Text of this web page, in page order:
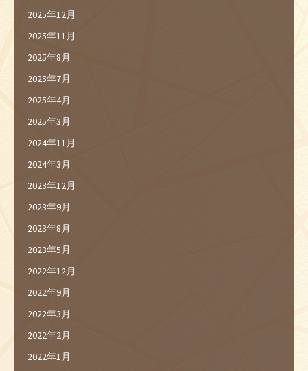
2025年12月
2025年11月
2025年8月
2025年7月
2025年4月
2025年3月
2024年11月
2024年3月
2023年12月
2023年9月
2023年8月
2023年5月
2022年12月
2022年9月
2022年3月
2022年2月
2022年1月